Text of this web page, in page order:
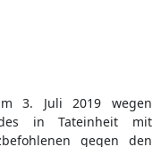
3. Juli 2019 wegen
in Tateinheit mit
gegen den